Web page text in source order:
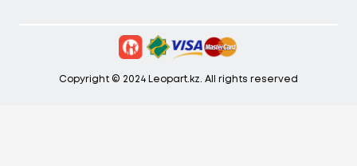
Copyright © 2024 Leopart.kz. All rights reserved